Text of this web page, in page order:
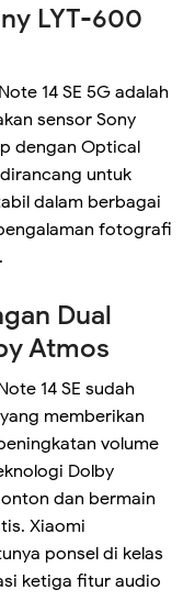
LYT-600
14 SE 5G adalah
sensor Sony
dengan Optical
untuk
dalam berbagai
fotografi
Dual
Atmos
14 SE sudah
memberikan
volume
Dolby
dan bermain
Xiaomi
ponsel di kelas
ketiga fitur audio